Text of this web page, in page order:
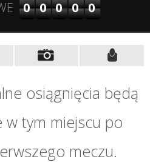
00000
osiągnięcia będą
tym miejscu po
meczu.